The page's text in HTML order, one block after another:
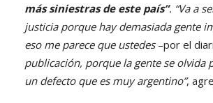
más siniestras de este país”. “Va a
justicia porque hay demasiada gente
eso me parece que ustedes –por el
publicación, porque la gente se olvida
un defecto que es muy argentino”,